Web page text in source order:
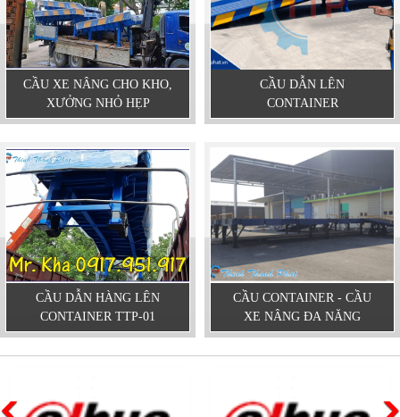
CẦU XE NÂNG CHO KHO,
XƯỞNG NHỎ HẸP
CẦU DẪN LÊN
CONTAINER
CẦU DẪN HÀNG LÊN
CONTAINER TTP-01
CẦU CONTAINER - CẦU
XE NÂNG ĐA NĂNG